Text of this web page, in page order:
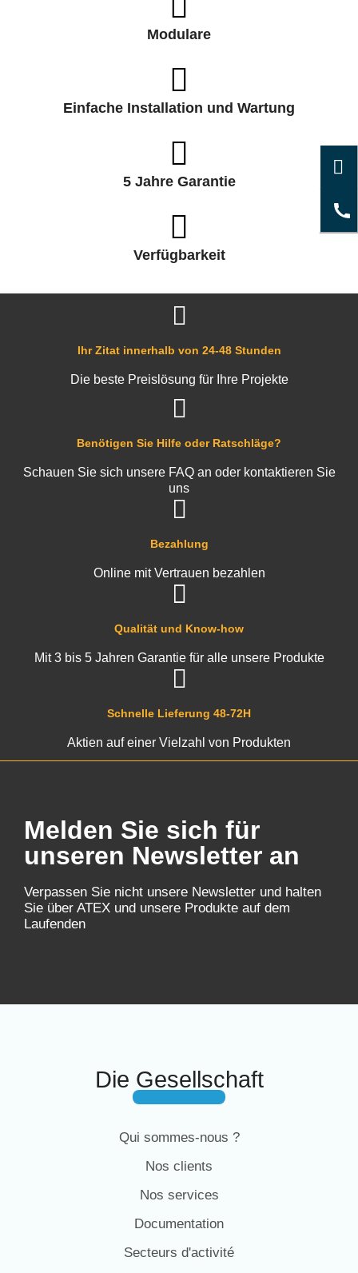
Modulare
Einfache Installation und Wartung
5 Jahre Garantie
Verfügbarkeit
Schnelle Lieferung 48-72H
Aktien auf einer Vielzahl von Produkten
Qualität und Know-how
Mit 3 bis 5 Jahren Garantie für alle unsere Produkte
Bezahlung
Online mit Vertrauen bezahlen
Benötigen Sie Hilfe oder Ratschläge?
Schauen Sie sich unsere FAQ an oder kontaktieren Sie
uns
Ihr Zitat innerhalb von 24-48 Stunden
Die beste Preislösung für Ihre Projekte
Melden Sie sich für
unseren Newsletter an
Verpassen Sie nicht unsere Newsletter und halten
Sie über ATEX und unsere Produkte auf dem
Laufenden
Die Gesellschaft
Qui sommes-nous ?
Nos clients
Nos services
Documentation
Secteurs d'activité